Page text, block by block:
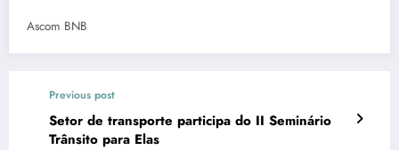
Ascom BNB
Previous post
Setor de transporte participa do II Seminário
Trânsito para Elas